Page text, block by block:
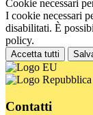
Cookie necessari
I cookie necessari
disabilitati. È
policy.
Accetta tutti
Contatti